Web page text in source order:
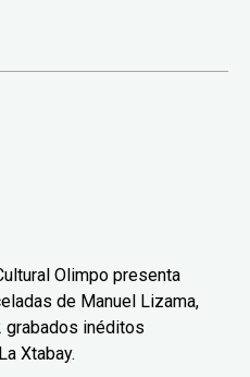
Olimpo presenta
de Manuel Lizama,
grabados inéditos
Xtabay.